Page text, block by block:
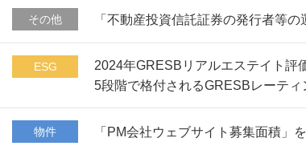
その他 「不動産投資信託証券の発行者等
ESG
2024年GRESBリアルエステイト評
5段階で格付されるGRESBレーティ
物件 「PM会社ウェブサイト募集面積」